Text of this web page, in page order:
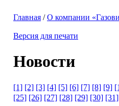
Главная /О компании
Версия для печати
Новости
[1] [2] [3] [4] [5] [6] [7] [8] [9]
[25] [26] [27] [28] [29] [30] [31]